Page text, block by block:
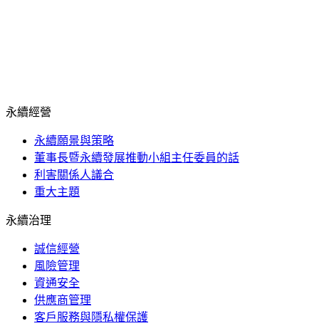
永續經營
永續願景與策略
董事長暨永續發展推動小組主任委員的話
利害關係人議合
重大主題
永續治理
誠信經營
風險管理
資通安全
供應商管理
客戶服務與隱私權保護